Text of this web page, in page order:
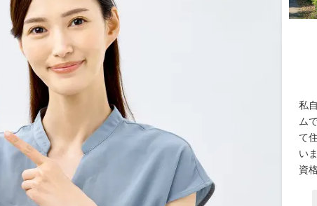
私
ム
て
い
資